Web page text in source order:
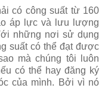
có công suất từ 160
áp lực và lưu lượng
những nơi sử dụng
suất có thể đạt được
mà chúng tôi luôn
có thể hay đăng ký
của mình. Bởi vì nó